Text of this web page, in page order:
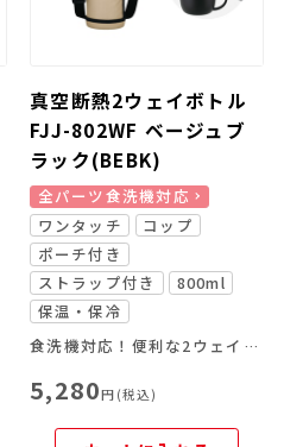
真空断熱2ウェイボトル
FJJ-802WF ベージュブ
ラック(BEBK)
全パーツ食洗機対応
ワンタッチ
コップ
ポーチ付き
ストラップ付き
800ml
保温・保冷
食洗機対応！便利な2ウェイボトル
5,280円(税込)